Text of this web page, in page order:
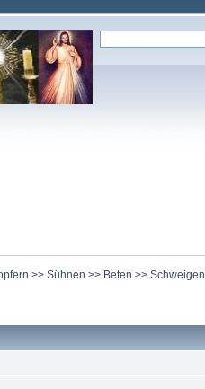
>> Sühnen >> Beten >> Schweigen